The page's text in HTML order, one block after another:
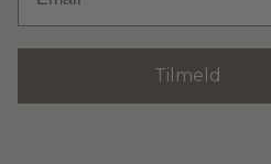
Tilmeld